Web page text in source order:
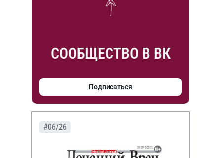
СООБЩЕСТВО В ВК
Подписаться
#06/26